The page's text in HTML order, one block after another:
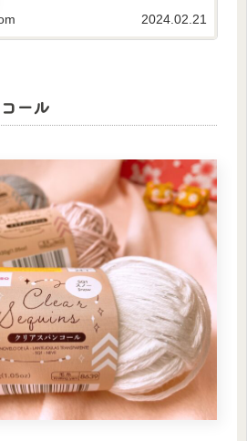
作品でも合いそう♪FR2 ダークブラウンチョコ...
2024.02.21
ール